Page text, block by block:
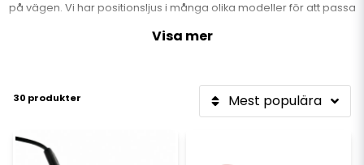
på vägen. Vi har positionsljus i många olika modeller för att passa
för att synas på vägen.
Visa mer
30 produkter Mest populära